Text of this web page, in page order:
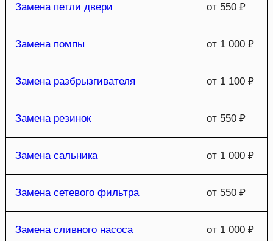
Замена петли двери от 550 ₽
Замена помпы от 1 000 ₽
Замена разбрызгивателя от 1 100 ₽
Замена резинок от 550 ₽
Замена сальника от 1 000 ₽
Замена сетевого фильтра от 550 ₽
Замена сливного насоса от 1 000 ₽